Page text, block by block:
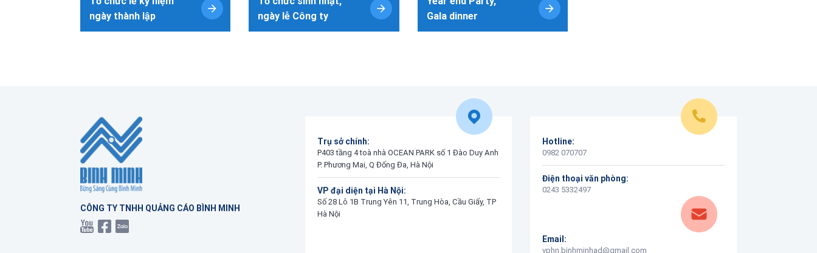
ngày thành lập
ngày lễ Công ty
Gala dinner
CÔNG TY TNHH QUẢNG CÁO BÌNH MINH
Trụ sở chính:
P403 tầng 4 toà nhà OCEAN PARK số 1 Đào Duy Anh
P. Phương Mai, Q Đống Đa, Hà Nội
VP đại diện tại Hà Nội:
Số 28 Lô 1B Trung Yên 11, Trung Hòa, Cầu Giấy, TP
Hà Nội
Hotline:
0982 070707
Điện thoại văn phòng:
0243 5332497
Email:
vphn.binhminhad@gmail.com